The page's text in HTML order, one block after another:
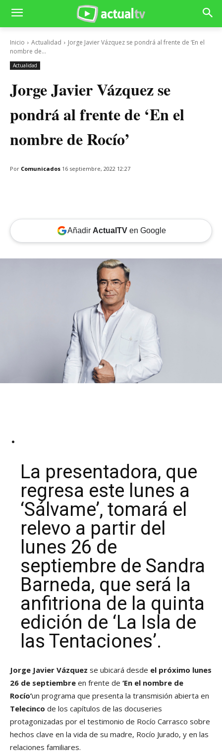
Inicio Actualidad
Jorge Javier Vázquez se pondrá al frente de ‘En el
nombre de...
Actualidad
Jorge Javier Vázquez se
pondrá al frente de ‘En el
nombre de Rocío’
Por Comunicados 16 septiembre, 2022 12:27
Añadir ActualTVen Google
La presentadora, que
regresa este lunes a
‘Sálvame’, tomará el
relevo a partir del
lunes 26 de
septiembre de Sandra
Barneda, que será la
anfitriona de la quinta
edición de ‘La Isla de
las Tentaciones’.
Jorge Javier Vázquez se ubicará desde el próximo lunes
26 de septiembre en frente de ‘En el nombre de
Rocío’un programa que presenta la transmisión abierta en
Telecinco de los capítulos de las docuseries
protagonizadas por el testimonio de Rocío Carrasco sobre
hechos clave en la vida de su madre, Rocío Jurado, y en las
relaciones familiares.